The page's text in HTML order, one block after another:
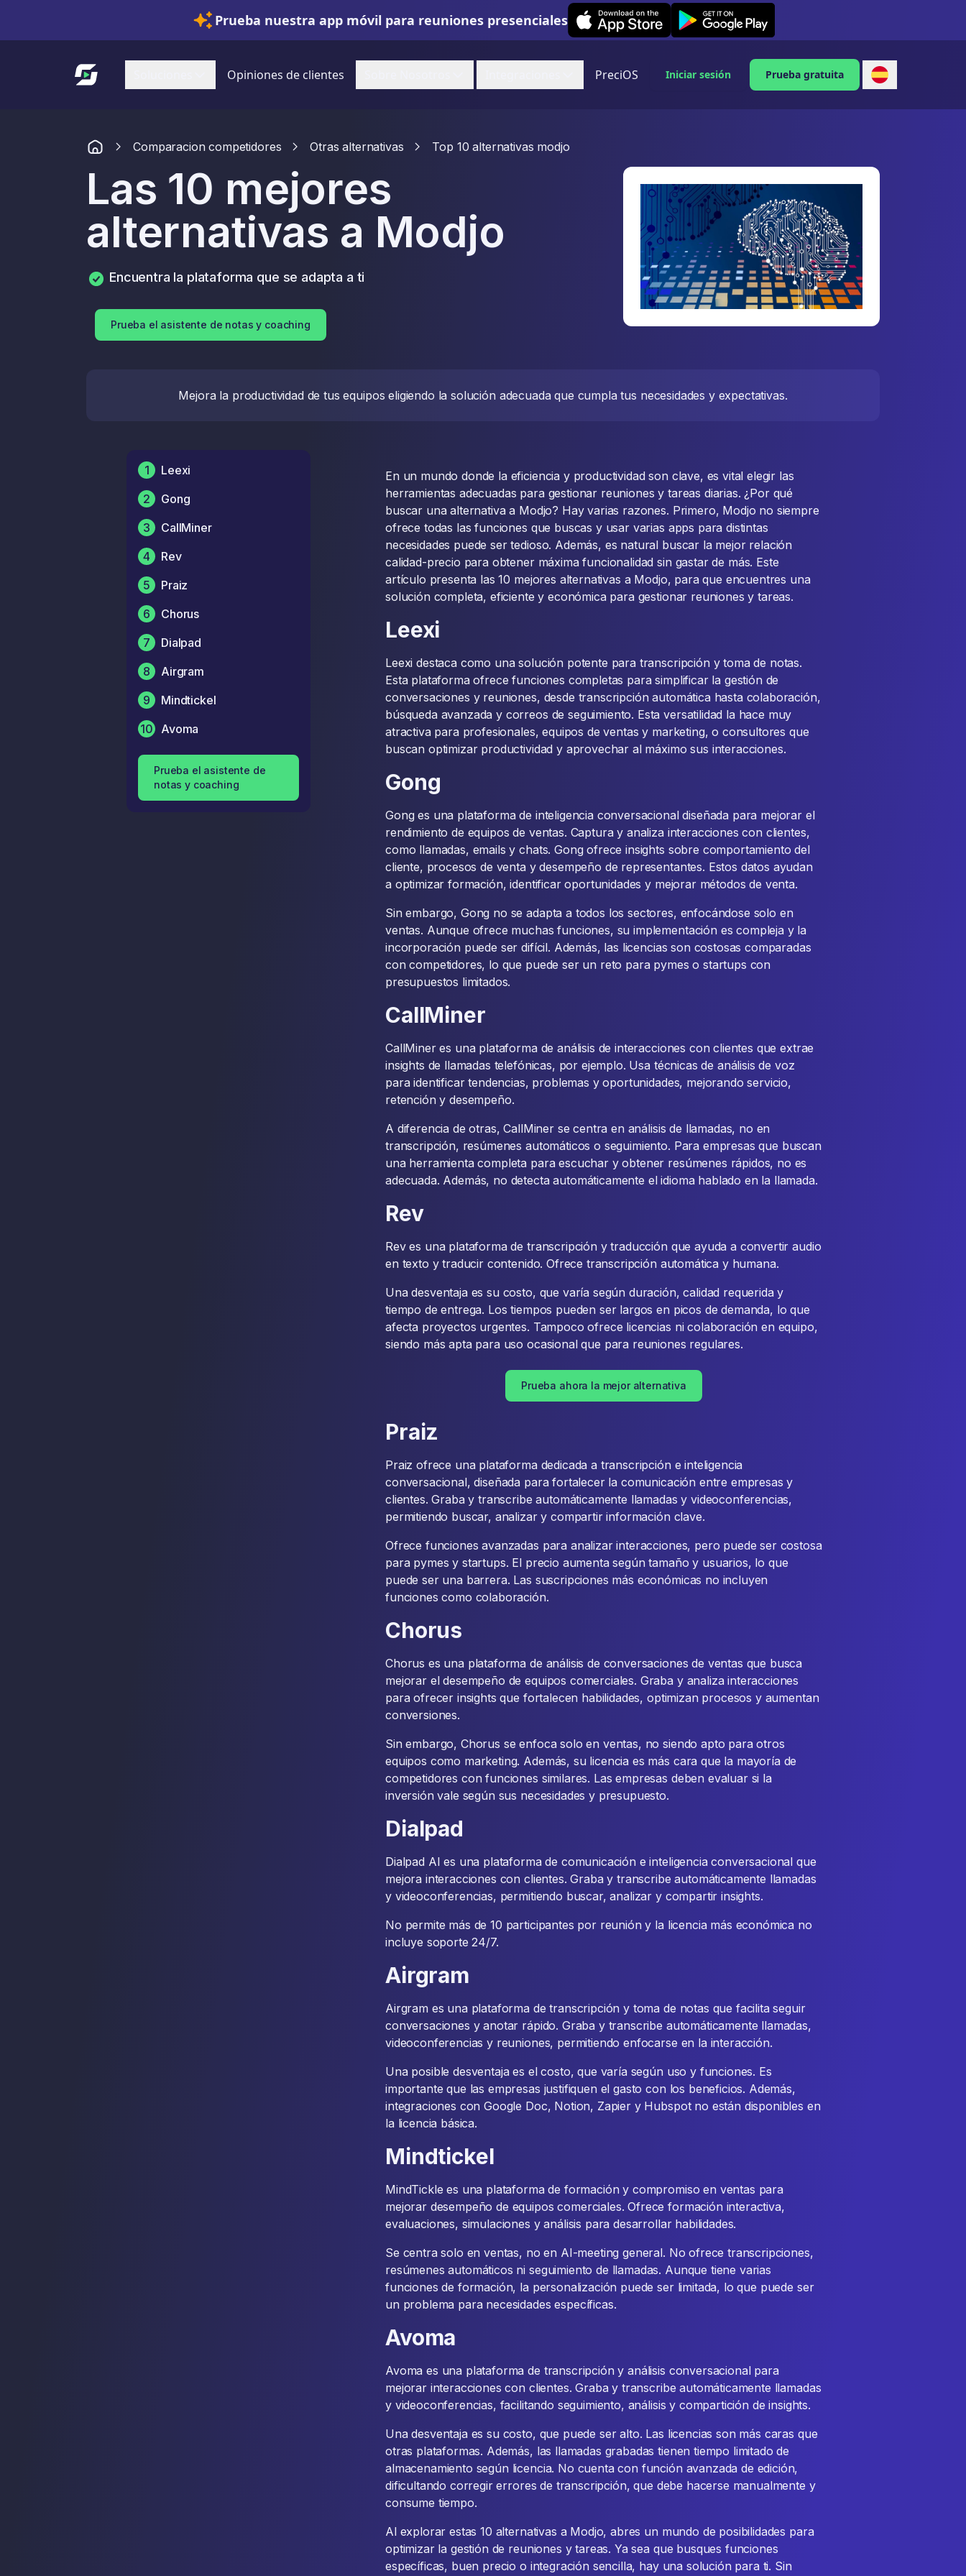
Prueba nuestra app móvil para reuniones presenciales
Leexi on iOS Leexi on Android
Enlace a la página de inicio
Opiniones de clientes PreciOS Iniciar sesión Prueba gratuita
Comparacion competidores Otras alternativas Top 10 alternativas modjo
Las 10 mejores
alternativas a Modjo
Encuentra la plataforma que se adapta a ti
Prueba el asistente de notas y coaching
Mejora la productividad de tus equipos eligiendo la solución adecuada que cumpla tus necesidades y expectativas.
1
Leexi
2
Gong
3
CallMiner
4
Rev
5
Praiz
6
Chorus
7
Dialpad
8
Airgram
9
Mindtickel
10
Avoma
Prueba el asistente de
notas y coaching
En un mundo donde la eficiencia y productividad son clave, es vital elegir las
herramientas adecuadas para gestionar reuniones y tareas diarias. ¿Por qué
buscar una alternativa a Modjo? Hay varias razones. Primero, Modjo no siempre
ofrece todas las funciones que buscas y usar varias apps para distintas
necesidades puede ser tedioso. Además, es natural buscar la mejor relación
calidad-precio para obtener máxima funcionalidad sin gastar de más. Este
artículo presenta las 10 mejores alternativas a Modjo, para que encuentres una
solución completa, eficiente y económica para gestionar reuniones y tareas.
Leexi
Leexi destaca como una solución potente para transcripción y toma de notas.
Esta plataforma ofrece funciones completas para simplificar la gestión de
conversaciones y reuniones, desde transcripción automática hasta colaboración,
búsqueda avanzada y correos de seguimiento. Esta versatilidad la hace muy
atractiva para profesionales, equipos de ventas y marketing, o consultores que
buscan optimizar productividad y aprovechar al máximo sus interacciones.
Gong
Gong es una plataforma de inteligencia conversacional diseñada para mejorar el
rendimiento de equipos de ventas. Captura y analiza interacciones con clientes,
como llamadas, emails y chats. Gong ofrece insights sobre comportamiento del
cliente, procesos de venta y desempeño de representantes. Estos datos ayudan
a optimizar formación, identificar oportunidades y mejorar métodos de venta.
Sin embargo, Gong no se adapta a todos los sectores, enfocándose solo en
ventas. Aunque ofrece muchas funciones, su implementación es compleja y la
incorporación puede ser difícil. Además, las licencias son costosas comparadas
con competidores, lo que puede ser un reto para pymes o startups con
presupuestos limitados.
CallMiner
CallMiner es una plataforma de análisis de interacciones con clientes que extrae
insights de llamadas telefónicas, por ejemplo. Usa técnicas de análisis de voz
para identificar tendencias, problemas y oportunidades, mejorando servicio,
retención y desempeño.
A diferencia de otras, CallMiner se centra en análisis de llamadas, no en
transcripción, resúmenes automáticos o seguimiento. Para empresas que buscan
una herramienta completa para escuchar y obtener resúmenes rápidos, no es
adecuada. Además, no detecta automáticamente el idioma hablado en la llamada.
Rev
Rev es una plataforma de transcripción y traducción que ayuda a convertir audio
en texto y traducir contenido. Ofrece transcripción automática y humana.
Una desventaja es su costo, que varía según duración, calidad requerida y
tiempo de entrega. Los tiempos pueden ser largos en picos de demanda, lo que
afecta proyectos urgentes. Tampoco ofrece licencias ni colaboración en equipo,
siendo más apta para uso ocasional que para reuniones regulares.
Prueba ahora la mejor alternativa
Praiz
Praiz ofrece una plataforma dedicada a transcripción e inteligencia
conversacional, diseñada para fortalecer la comunicación entre empresas y
clientes. Graba y transcribe automáticamente llamadas y videoconferencias,
permitiendo buscar, analizar y compartir información clave.
Ofrece funciones avanzadas para analizar interacciones, pero puede ser costosa
para pymes y startups. El precio aumenta según tamaño y usuarios, lo que
puede ser una barrera. Las suscripciones más económicas no incluyen
funciones como colaboración.
Chorus
Chorus es una plataforma de análisis de conversaciones de ventas que busca
mejorar el desempeño de equipos comerciales. Graba y analiza interacciones
para ofrecer insights que fortalecen habilidades, optimizan procesos y aumentan
conversiones.
Sin embargo, Chorus se enfoca solo en ventas, no siendo apto para otros
equipos como marketing. Además, su licencia es más cara que la mayoría de
competidores con funciones similares. Las empresas deben evaluar si la
inversión vale según sus necesidades y presupuesto.
Dialpad
Dialpad AI es una plataforma de comunicación e inteligencia conversacional que
mejora interacciones con clientes. Graba y transcribe automáticamente llamadas
y videoconferencias, permitiendo buscar, analizar y compartir insights.
No permite más de 10 participantes por reunión y la licencia más económica no
incluye soporte 24/7.
Airgram
Airgram es una plataforma de transcripción y toma de notas que facilita seguir
conversaciones y anotar rápido. Graba y transcribe automáticamente llamadas,
videoconferencias y reuniones, permitiendo enfocarse en la interacción.
Una posible desventaja es el costo, que varía según uso y funciones. Es
importante que las empresas justifiquen el gasto con los beneficios. Además,
integraciones con Google Doc, Notion, Zapier y Hubspot no están disponibles en
la licencia básica.
Mindtickel
MindTickle es una plataforma de formación y compromiso en ventas para
mejorar desempeño de equipos comerciales. Ofrece formación interactiva,
evaluaciones, simulaciones y análisis para desarrollar habilidades.
Se centra solo en ventas, no en AI-meeting general. No ofrece transcripciones,
resúmenes automáticos ni seguimiento de llamadas. Aunque tiene varias
funciones de formación, la personalización puede ser limitada, lo que puede ser
un problema para necesidades específicas.
Avoma
Avoma es una plataforma de transcripción y análisis conversacional para
mejorar interacciones con clientes. Graba y transcribe automáticamente llamadas
y videoconferencias, facilitando seguimiento, análisis y compartición de insights.
Una desventaja es su costo, que puede ser alto. Las licencias son más caras que
otras plataformas. Además, las llamadas grabadas tienen tiempo limitado de
almacenamiento según licencia. No cuenta con función avanzada de edición,
dificultando corregir errores de transcripción, que debe hacerse manualmente y
consume tiempo.
Al explorar estas 10 alternativas a Modjo, abres un mundo de posibilidades para
optimizar la gestión de reuniones y tareas. Ya sea que busques funciones
específicas, buen precio o integración sencilla, hay una solución para ti. Sin